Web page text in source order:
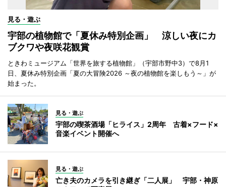
見る・遊ぶ
宇部の植物館で「夏休み特別企画」 涼しい夜にカ
ブクワや夜咲花観賞
ときわミュージアム「世界を旅する植物館」（宇部市野中3）で8月1
日、夏休み特別企画「夏の大冒険2026 ～夜の植物館を楽しもう～」が
始まった。
見る・遊ぶ
宇部の喫茶酒場「ヒライス」2周年 古着×フード×
音楽イベント開催へ
見る・遊ぶ
亡き夫のカメラを引き継ぎ「二人展」 宇部・神原